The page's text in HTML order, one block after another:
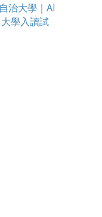
治大學｜AI
學入讀試